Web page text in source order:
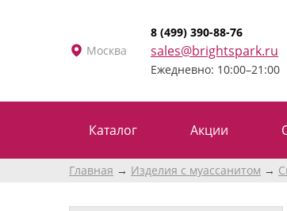
Москва
8 (499) 390-88-76
sales@brightspark.ru
Ежедневно: 10:00–21:00
Каталог Акции
Главная Изделия с муассанитом